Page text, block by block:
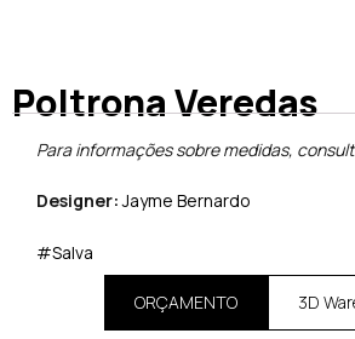
Poltrona Veredas
Para informações sobre medidas,
Designer:Jayme Bernardo
#Salva
ORÇAMENTO 3D